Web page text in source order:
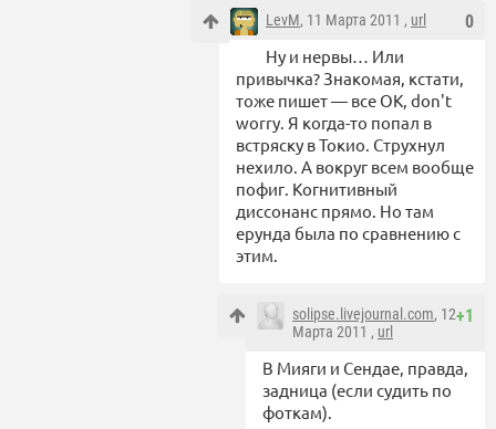
0
LevM, 11 Марта 2011 , url
Ну и нервы… Или
привычка? Знакомая, кстати,
тоже пишет — все ОК, don't
worry. Я когда-то попал в
встряску в Токио. Струхнул
нехило. А вокруг всем вообще
пофиг. Когнитивный
диссонанс прямо. Но там
ерунда была по сравнению с
этим.
+1
solipse.livejournal.com, 12
Марта 2011 , url
В Мияги и Сендае, правда,
задница (если судить по
фоткам).